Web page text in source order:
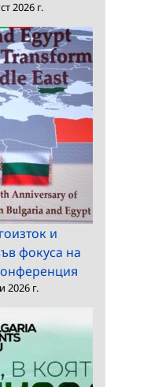
2026 г.
и
фокуса на
2026 г.